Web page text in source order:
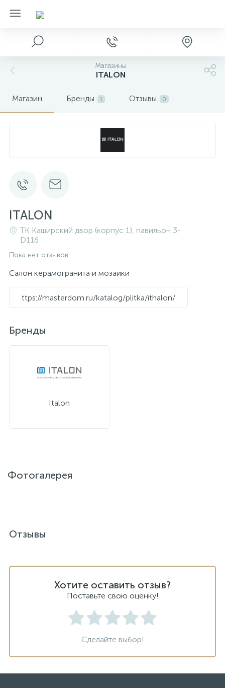
Магазины
ITALON
Магазин Бренды 1 Отзывы 0
ITALON
ТК Каширский двор (корпус 1), павильон 3-
D116
Пока нет отзывов
Салон керамогранита и мозаики
ttps://masterdom.ru/katalog/plitka/ithalon/
Бренды
Italon
Фотогалерея
Отзывы
Хотите оставить отзыв?
Поставьте свою оценку!
Сделайте выбор!